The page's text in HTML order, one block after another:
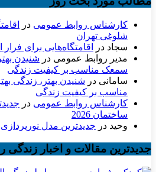
کارشناس روابط عمومی در
شلوغی تهران
سجاد در
اقامتگاه‌هایی برای
مدیر روابط عمومی در شنیدن
سمعک مناسب بر کیفیت زندگی
سامانی در شنیدن بهتر، زندگی
مناسب بر کیفیت زندگی
کارشناس روابط عمومی در
ساختمان 2026
وحید در جدیدترین مدل نورپردازی
جدیدترین مقالات و اخبار زندگی